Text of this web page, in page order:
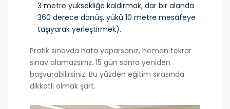
3 metre yüksekliğe kaldırmak, dar bir alanda
360 derece dönüş, yükü 10 metre mesafeye
taşıyarak yerleştirmek).
Pratik sınavda hata yaparsanız, hemen tekrar
sınav olamazsınız. 15 gün sonra yeniden
başvurabilirsiniz. Bu yüzden eğitim sırasında
dikkatli olmak şart.